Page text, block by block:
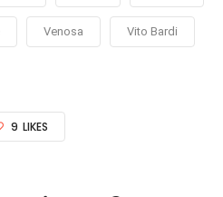
Venosa Vito Bardi
9 LIKES